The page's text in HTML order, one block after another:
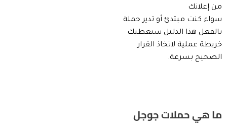
من إعلانك
سواء كنت مبتدئ أو تدير حملة
بالفعل هذا الدليل سيعطيك
خريطة عملية لاتخاذ القرار
الصحيح بسرعة.
ما هي حملات جوجل